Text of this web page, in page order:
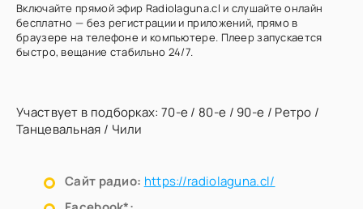
Включайте прямой эфир Radiolaguna.cl и слушайте онлайн
бесплатно — без регистрации и приложений, прямо в
браузере на телефоне и компьютере. Плеер запускается
быстро, вещание стабильно 24/7.
Участвует в подборках: 70-е/ 80-е / 90-е / Ретро /
Танцевальная / Чили
Сайт радио: https://radiolaguna.cl/